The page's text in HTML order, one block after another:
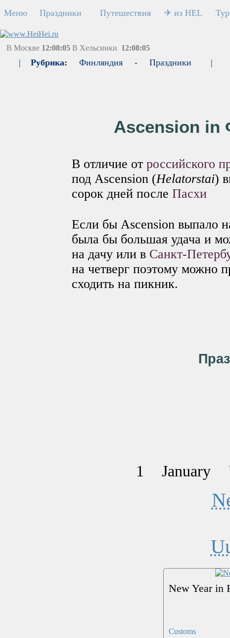
Меню Праздники Путешествия ✈ из HEL
В Москве 12:08:05 В Хельсинки 12:08:05
| Рубрика: Финляндия - Праздники |
Ascension in
В отличие отроссийского
под Ascension (Helatorstai)
сорок дней послеПасхи
Если бы Ascension выпало
была бы большая удача и
на дачу или в Санкт-
на четверг поэтому можно
сходить на пикник.
1 January
New Year in
Customs